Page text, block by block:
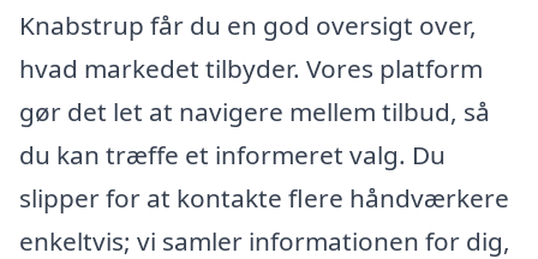
Knabstrup får du en god oversigt over,
hvad markedet tilbyder. Vores platform
gør det let at navigere mellem tilbud, så
du kan træffe et informeret valg. Du
slipper for at kontakte flere håndværkere
enkeltvis; vi samler informationen for dig,